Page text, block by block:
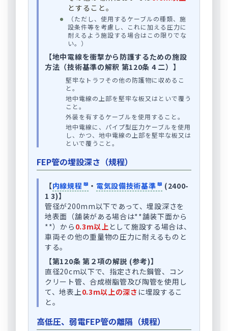
とすること。
（ただし、使用するケーブルの種類、施
設条件等を考慮し、これに加える圧力に
耐えるよう施設する場合はこの限りでな
い。）
【地中電線を衝撃から防護するための施設
方法（技術基準の解釈 第120条 4 二）】
堅牢なトラフその他の防護物に収めるこ
と。
地中電線の上部を堅牢な板又はといで覆う
こと。
外装を有するケーブルを使用すること。
地中電線に、パイプ型圧力ケーブルを使用
し、かつ、地中電線の上部を堅牢な板又は
といで覆うこと。
FEP管の埋設深さ（規程）
【内線規程 ・ 電気設備技術基準
(2400-
1 3)】
管径が200mm以下であって、埋設深さを
地表面（舗装がある場合は**舗装下面から
**）から 0.3m以上 として施設する場合は、
車両その他の重量物の圧力に耐えるものと
する。
【第120条 第２項の解説 (参考)】
直径20cm以下で、指定された鋼管、コン
クリート管、合成樹脂管及び陶管を使用し
て、地表上0.3m以上の深さ に埋設するこ
と。
高低圧、弱電FEP管の離隔（規程）